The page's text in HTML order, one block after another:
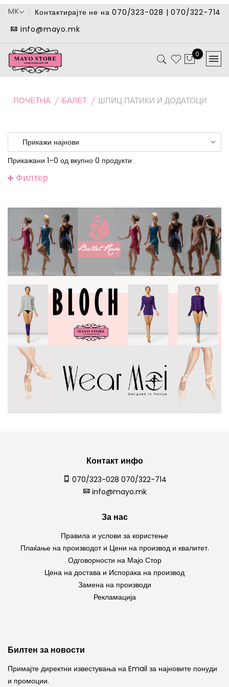
MK
Контактирајте не на 070/323-028 | 070/322-714
info@mayo.mk
0
ПОЧЕТНА БАЛЕТ ШПИЦ ПАТИКИ И ДОДАТОЦИ
Прикажани 1–0 од вкупно 0 продукти
Филтер
Контакт инфо
070/323-028 070/322-714
info@mayo.mk
За нас
Правила и услови за користење
Плаќање на производот и Цени на производ и квалитет.
Одговорности на Мајо Стор
Цена на достава и Испорака на производ
Замена на производи
Рекламација
Билтен за новости
Примајте директни известувања на Email за најновите понуди
и промоции.